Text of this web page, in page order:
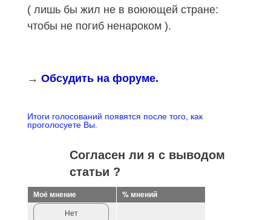
( лишь бы жил не в воюющей стране:
чтобы не погиб ненароком ).
→ Обсудить на форуме.
Итоги голосований появятся после того, как
проголосуете Вы.
Согласен ли я с выводом
статьи ?
Моё мнение % мнений
Нет